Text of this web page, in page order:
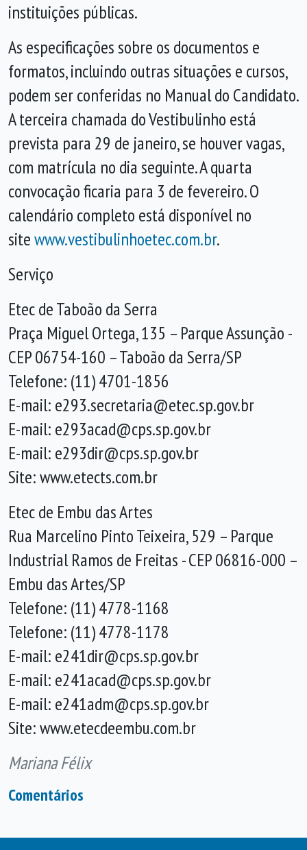
instituições públicas.
As especificações sobre os documentos e
formatos, incluindo outras situações e cursos,
podem ser conferidas no Manual do Candidato.
A terceira chamada do Vestibulinho está
prevista para 29 de janeiro, se houver vagas,
com matrícula no dia seguinte. A quarta
convocação ficaria para 3 de fevereiro. O
calendário completo está disponível no
sitewww.vestibulinhoetec.com.br.
Serviço
Etec de Taboão da Serra
Praça Miguel Ortega, 135 – Parque Assunção -
CEP 06754-160 – Taboão da Serra/SP
Telefone: (11) 4701-1856
E-mail: e293.secretaria@etec.sp.gov.br
E-mail: e293acad@cps.sp.gov.br
E-mail: e293dir@cps.sp.gov.br
Site: www.etects.com.br
Etec de Embu das Artes
Rua Marcelino Pinto Teixeira, 529 – Parque
Industrial Ramos de Freitas - CEP 06816-000 –
Embu das Artes/SP
Telefone: (11) 4778-1168
Telefone: (11) 4778-1178
E-mail: e241dir@cps.sp.gov.br
E-mail: e241acad@cps.sp.gov.br
E-mail: e241adm@cps.sp.gov.br
Site: www.etecdeembu.com.br
Mariana Félix
Comentários